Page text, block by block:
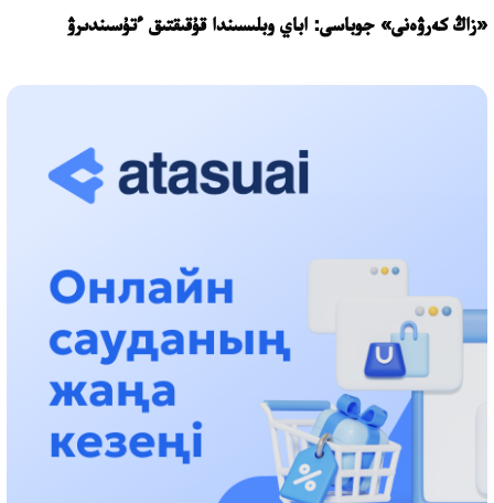
«زاڭ كەرۋەنى» جوباسى: اباي وبلىسىندا قۇقىقتىق ءتۇسىندىرۋ
17:31، 31 شىلدە 2026
حالىقارالىق «فورمۋلا-1 H2O» جارىسىن قونايەۆ قالاسىندا وتكىزۋ
اسحات اسىلبەكوۆ: كۇشتى بيلىككە كۇشتى تۇلعالار كەرەك!
12:01، 28 شىلدە 2026
ابزال دوستيار: دۋمان مۇحامەتكارىمدى الماتى تۇرمەسىنە اۋىستىرۋى